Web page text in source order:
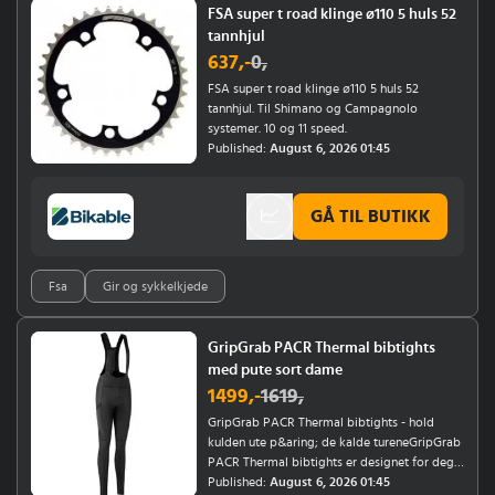
FSA super t road klinge ø110 5 huls 52
tannhjul
637,-0,
FSA super t road klinge ø110 5 huls 52
tannhjul. Til Shimano og Campagnolo
systemer. 10 og 11 speed.
Published: August 6, 2026 01:45
Fsa Gir og sykkelkjede
GÅ TIL BUTIKK
GripGrab PACR Thermal bibtights
med pute sort dame
1499,-1619,
GripGrab PACR Thermal bibtights - hold
kulden ute p&aring; de kalde tureneGripGrab
PACR Thermal bibtights er designet for deg
som &oslash;nsker varme under kalde
Published: August 6, 2026 01:45